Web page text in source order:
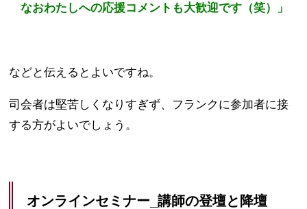
なおわたしへの応援コメントも大歓迎です（笑）」
などと伝えるとよいですね。
司会者は堅苦しくなりすぎず、フランクに参加者に接
する方がよいでしょう。
オンラインセミナー_講師の登壇と降壇